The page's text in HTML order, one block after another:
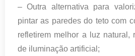
– Outra alternativa para
pintar as paredes do teto com
refletirem melhor a luz natural,
de iluminação artificial;